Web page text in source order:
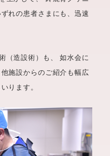
ずれの患者さまにも、迅速
（造設術）も、
如水会に
他施設からのご紹介も幅広
ります。